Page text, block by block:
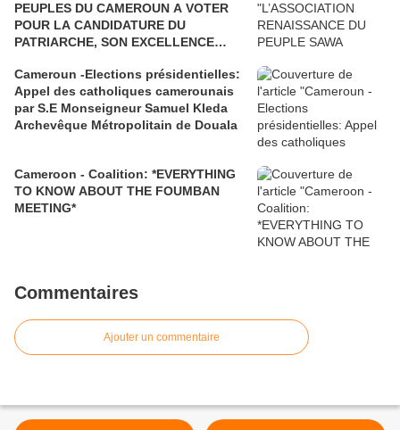
PEUPLES DU CAMEROUN A VOTER
POUR LA CANDIDATURE DU
PATRIARCHE, SON EXCELLENCE
Cameroun -Elections présidentielles:
Appel des catholiques camerounais
par S.E Monseigneur Samuel Kleda
Archevêque Métropolitain de Douala
Cameroon - Coalition: *EVERYTHING
TO KNOW ABOUT THE FOUMBAN
MEETING*
Commentaires
Ajouter un commentaire